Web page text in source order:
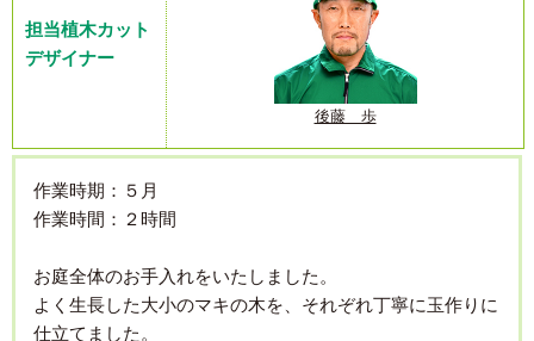
担当植木カット
デザイナー
後藤 歩
作業時期：５月
作業時間：２時間
お庭全体のお手入れをいたしました。
よく生長した大小のマキの木を、それぞれ丁寧に玉作りに
仕立てました。